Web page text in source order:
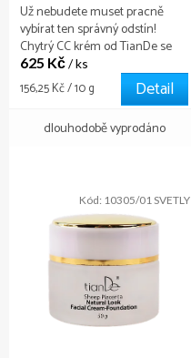
dlouhodobě vyprodáno
625 Kč/ ks
Měrná
156,25 Kč / 10 g Detail
Už nebudete muset pracně
vybírat ten správný odstín!
Chytrý CC krém od TianDe se
dokonale přizpůsobí barvě vaší
pleti. Navíc vyrovnává tón pleti,
kryje zarudnutí, zvětšené póry,
Pleť účinně hydratuje. Díky
Kód: 10305/01 SVETLY